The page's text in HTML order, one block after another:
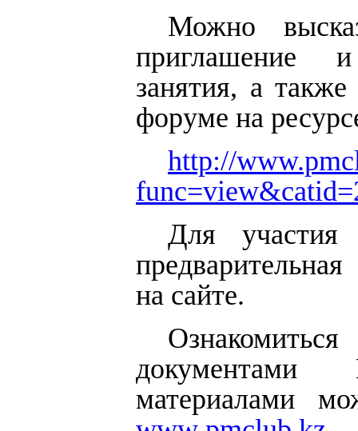
Можно
приглашение
занятия, а
форуме на
http://
Для
на сайте.
материалами